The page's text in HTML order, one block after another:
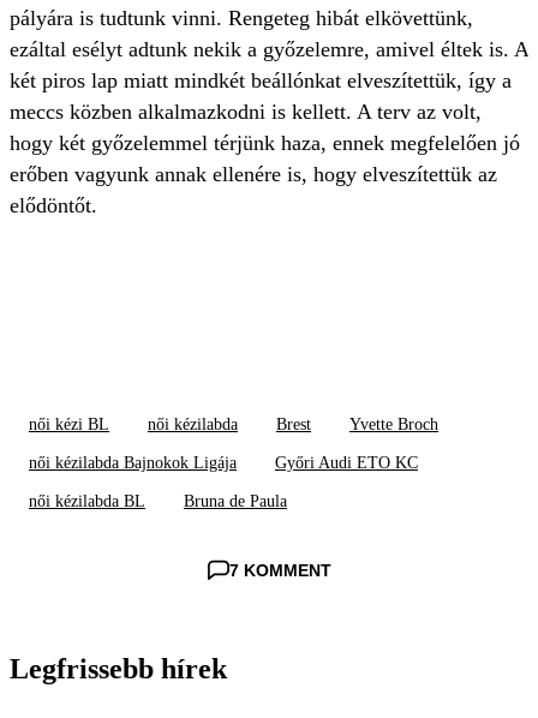
pályára is tudtunk vinni. Rengeteg hibát elkövettünk,
ezáltal esélyt adtunk nekik a győzelemre, amivel éltek is. A
két piros lap miatt mindkét beállónkat elveszítettük, így a
meccs közben alkalmazkodni is kellett. A terv az volt,
hogy két győzelemmel térjünk haza, ennek megfelelően jó
erőben vagyunk annak ellenére is, hogy elveszítettük az
elődöntőt.
női kézi BL női kézilabda Brest Yvette Broch
női kézilabda Bajnokok Ligája Győri Audi ETO KC
női kézilabda BL Bruna de Paula
7 KOMMENT
Legfrissebb hírek